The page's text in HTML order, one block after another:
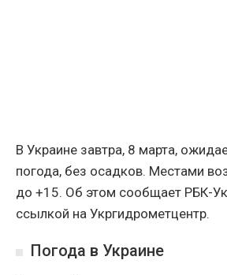
В Украине завтра, 8 марта,
погода, без осадков. Местами
до +15. Об этом сообщает РБК-
ссылкой на Укргидрометцентр.
Погода в Украине